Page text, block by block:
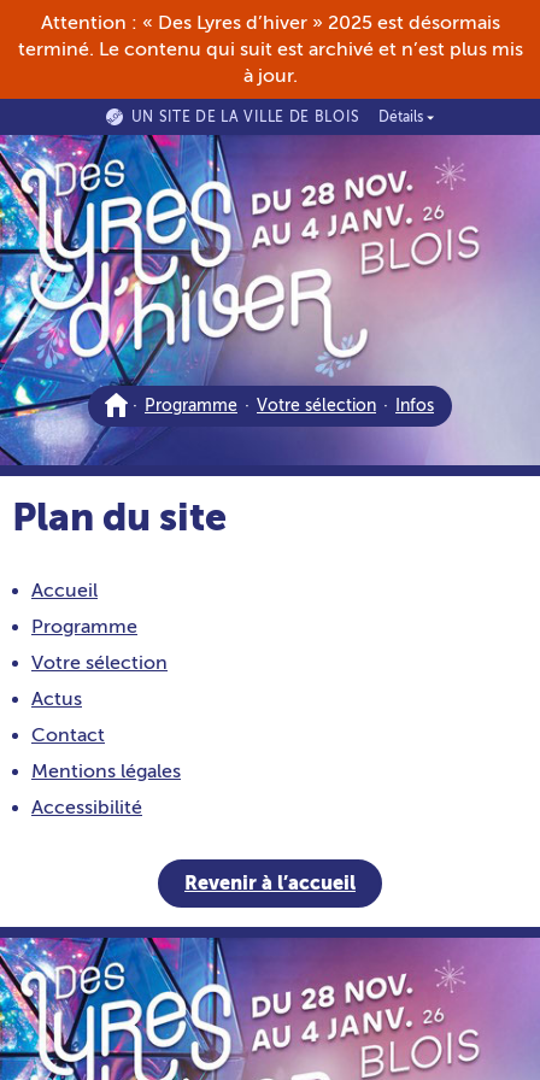
Aller au menu
Aller au contenu
Attention : « Des Lyres d’hiver » 2025 est désormais
terminé. Le contenu qui suit est archivé et n’est plus mis
à jour.
UN SITE DE LA VILLE DE BLOIS Détails
Accueil
· Programme · Votre sélection · Infos
Plan du site
Accueil
Programme
Votre sélection
Actus
Contact
Mentions légales
Accessibilité
Revenir à l’accueil